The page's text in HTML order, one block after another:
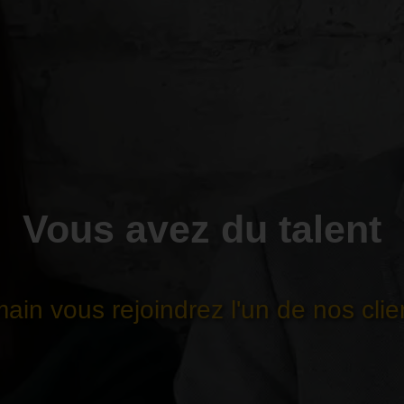
Vous avez du talent
vous rejoindrez l'un de nos